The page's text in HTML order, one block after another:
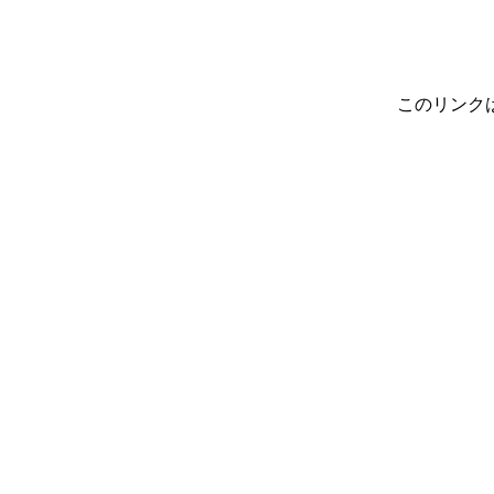
このリンク